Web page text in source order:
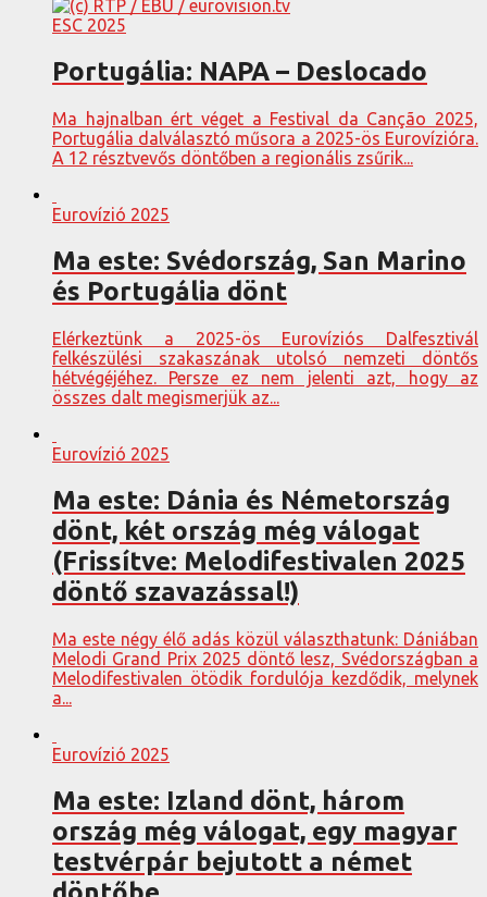
ESC 2025
Portugália: NAPA – Deslocado
Ma hajnalban ért véget a Festival da Canção 2025,
Portugália dalválasztó műsora a 2025-ös Eurovízióra.
A 12 résztvevős döntőben a regionális zsűrik...
Eurovízió 2025
Ma este: Svédország, San Marino
és Portugália dönt
Elérkeztünk a 2025-ös Eurovíziós Dalfesztivál
felkészülési szakaszának utolsó nemzeti döntős
hétvégéjéhez. Persze ez nem jelenti azt, hogy az
összes dalt megismerjük az...
Eurovízió 2025
Ma este: Dánia és Németország
dönt, két ország még válogat
(Frissítve: Melodifestivalen 2025
döntő szavazással!)
Ma este négy élő adás közül választhatunk: Dániában
Melodi Grand Prix 2025 döntő lesz, Svédországban a
Melodifestivalen ötödik fordulója kezdődik, melynek
a...
Eurovízió 2025
Ma este: Izland dönt, három
ország még válogat, egy magyar
testvérpár bejutott a német